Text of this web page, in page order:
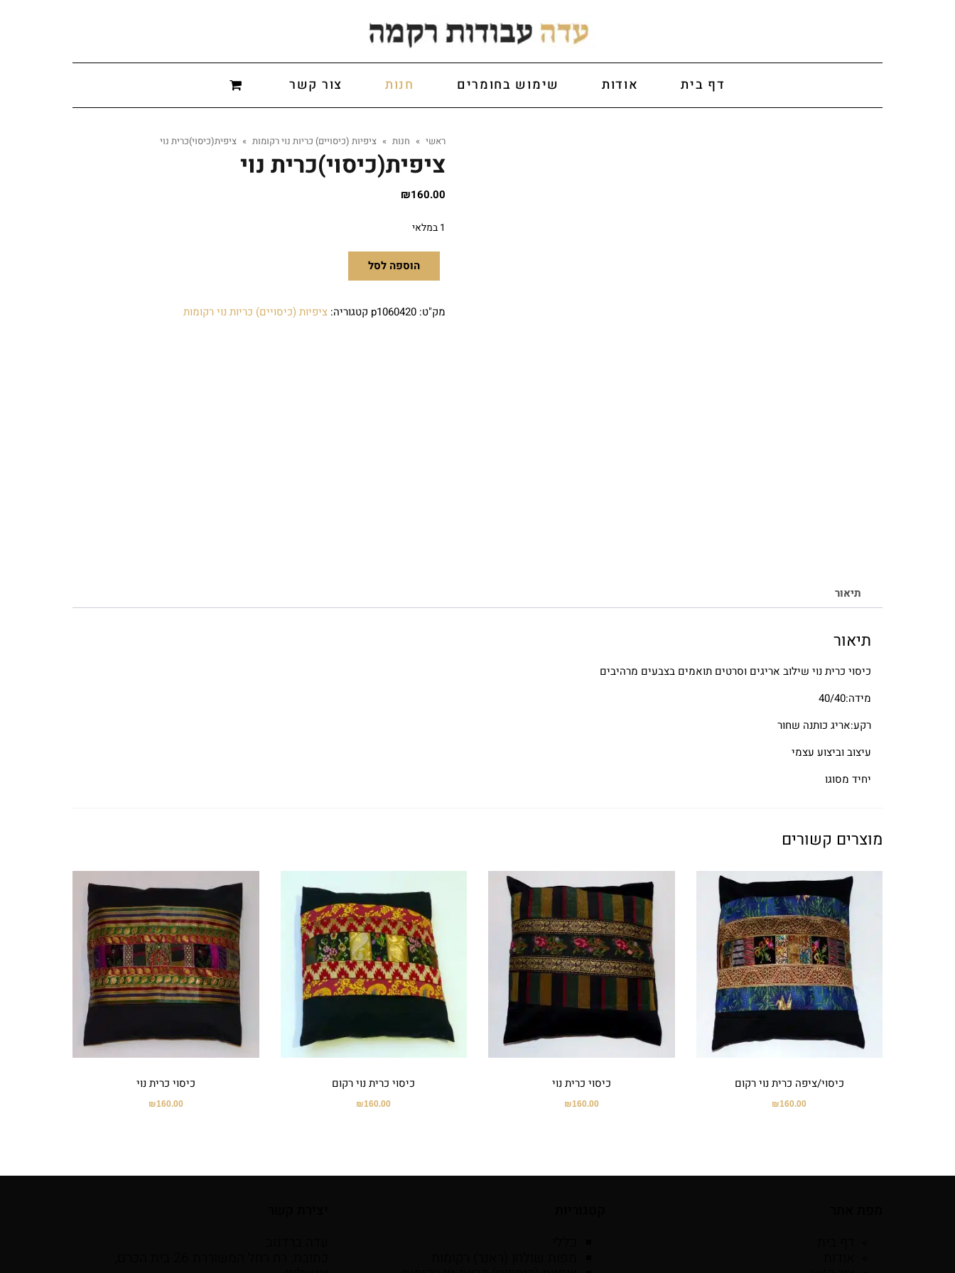
דף בית אודות שימוש בחומרים חנות צור קשר
ראשי » חנות » ציפיות (כיסויים) כריות נוי רקומות » ציפית(כיסוי)כרית נוי
ציפית(כיסוי)כרית נוי
₪160.00
1 במלאי
הוספה לסל
מק"ט: p1060420 קטגוריה: ציפיות (כיסויים) כריות נוי רקומות
תיאור
תיאור
כיסוי כרית נוי שילוב אריגים וסרטים תואמים בצבעים מרהיבים
מידה:40/40
רקע:אריג כותנה שחור
עיצוב וביצוע עצמי
יחיד מסוגו
מוצרים קשורים
כיסוי/ציפה כרית נוי רקום
₪160.00
כיסוי כרית נוי
₪160.00
כיסוי כרית נוי רקום
₪160.00
כיסוי כרית נוי
₪160.00